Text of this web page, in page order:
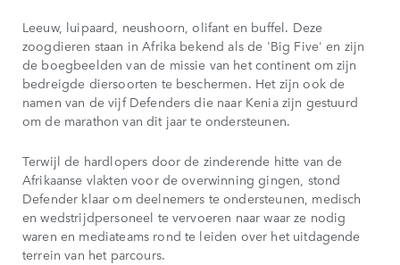
Leeuw, luipaard, neushoorn, olifant en buffel. Deze
zoogdieren staan in Afrika bekend als de 'Big Five' en zijn
de boegbeelden van de missie van het continent om zijn
bedreigde diersoorten te beschermen. Het zijn ook de
namen van de vijf Defenders die naar Kenia zijn gestuurd
om de marathon van dit jaar te ondersteunen.
Terwijl de hardlopers door de zinderende hitte van de
Afrikaanse vlakten voor de overwinning gingen, stond
Defender klaar om deelnemers te ondersteunen, medisch
en wedstrijdpersoneel te vervoeren naar waar ze nodig
waren en mediateams rond te leiden over het uitdagende
terrein van het parcours.